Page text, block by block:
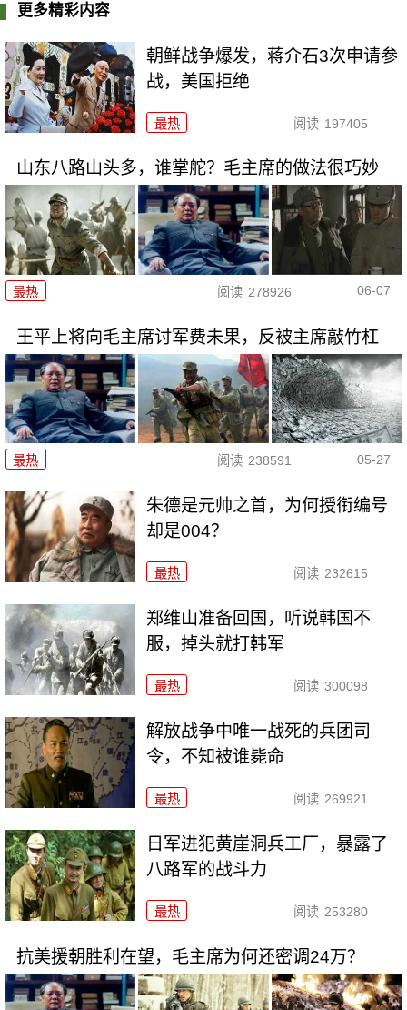
更多精彩内容
朝鲜战争爆发，蒋介石3次申请参
战，美国拒绝
最热 阅读 197405
山东八路山头多，谁掌舵？毛主席的做法很巧妙
最热 阅读 278926 06-07
王平上将向毛主席讨军费未果，反被主席敲竹杠
最热 阅读 238591 05-27
朱德是元帅之首，为何授衔编号
却是004？
最热 阅读 232615
郑维山准备回国，听说韩国不
服，掉头就打韩军
最热 阅读 300098
解放战争中唯一战死的兵团司
令，不知被谁毙命
最热 阅读 269921
日军进犯黄崖洞兵工厂，暴露了
八路军的战斗力
最热 阅读 253280
抗美援朝胜利在望，毛主席为何还密调24万？